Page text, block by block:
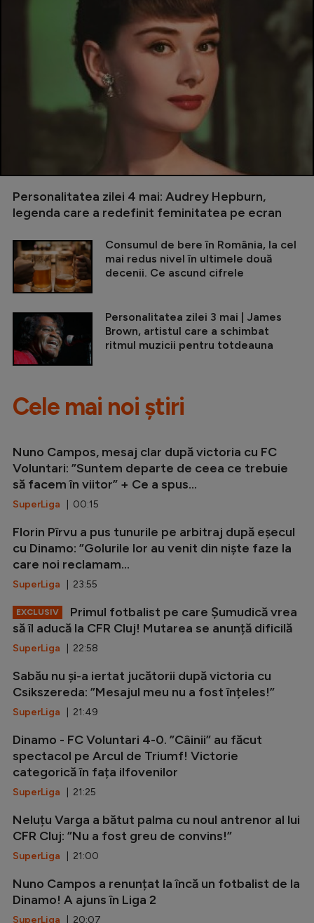
Personalitatea zilei 4 mai: Audrey Hepburn,
legenda care a redefinit feminitatea pe ecran
Consumul de bere în România, la cel
mai redus nivel în ultimele două
decenii. Ce ascund cifrele
Personalitatea zilei 3 mai | James
Brown, artistul care a schimbat
ritmul muzicii pentru totdeauna
Cele mai noi știri
Nuno Campos, mesaj clar după victoria cu FC
Voluntari: ”Suntem departe de ceea ce trebuie
să facem în viitor” + Ce a spus...
SuperLiga | 00:15
Florin Pîrvu a pus tunurile pe arbitraj după eșecul
cu Dinamo: ”Golurile lor au venit din niște faze la
care noi reclamam...
SuperLiga | 23:55
EXCLUSIV
Primul fotbalist pe care Șumudică vrea
să îl aducă la CFR Cluj! Mutarea se anunță dificilă
SuperLiga | 22:58
Sabău nu și-a iertat jucătorii după victoria cu
Csikszereda: ”Mesajul meu nu a fost înțeles!”
SuperLiga | 21:49
Dinamo - FC Voluntari 4-0. ”Câinii” au făcut
spectacol pe Arcul de Triumf! Victorie
categorică în fața ilfovenilor
SuperLiga | 21:25
Neluțu Varga a bătut palma cu noul antrenor al lui
CFR Cluj: ”Nu a fost greu de convins!”
SuperLiga | 21:00
Nuno Campos a renunțat la încă un fotbalist de la
Dinamo! A ajuns în Liga 2
SuperLiga | 20:07